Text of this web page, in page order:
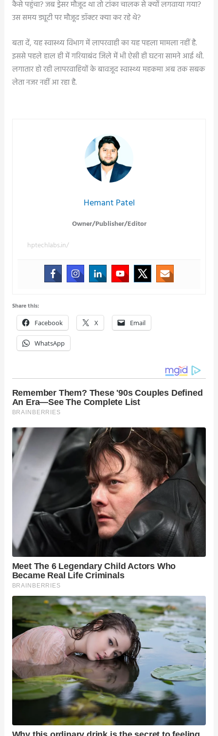
कैसे पहुंचा? जब ड्रेसर मौजूद था तो टांका चालक से क्यों लगवाया गया?
उस समय ड्यूटी पर मौजूद डॉक्टर क्या कर रहे थे?
बता दें, यह स्वास्थ्य विभाग में लापरवाही का यह पहला मामला नहीं है.
इससे पहले हाल ही में गरियाबंद जिले में भी ऐसी ही घटना सामने आई थी.
लगातार हो रही लापरवाहियों के बावजूद स्वास्थ्य महकमा अब तक सबक
लेता नजर नहीं आ रहा है.
Hemant Patel
Owner/Publisher/Editor
hptechlabs.in/
Share this:
Facebook X Email
WhatsApp